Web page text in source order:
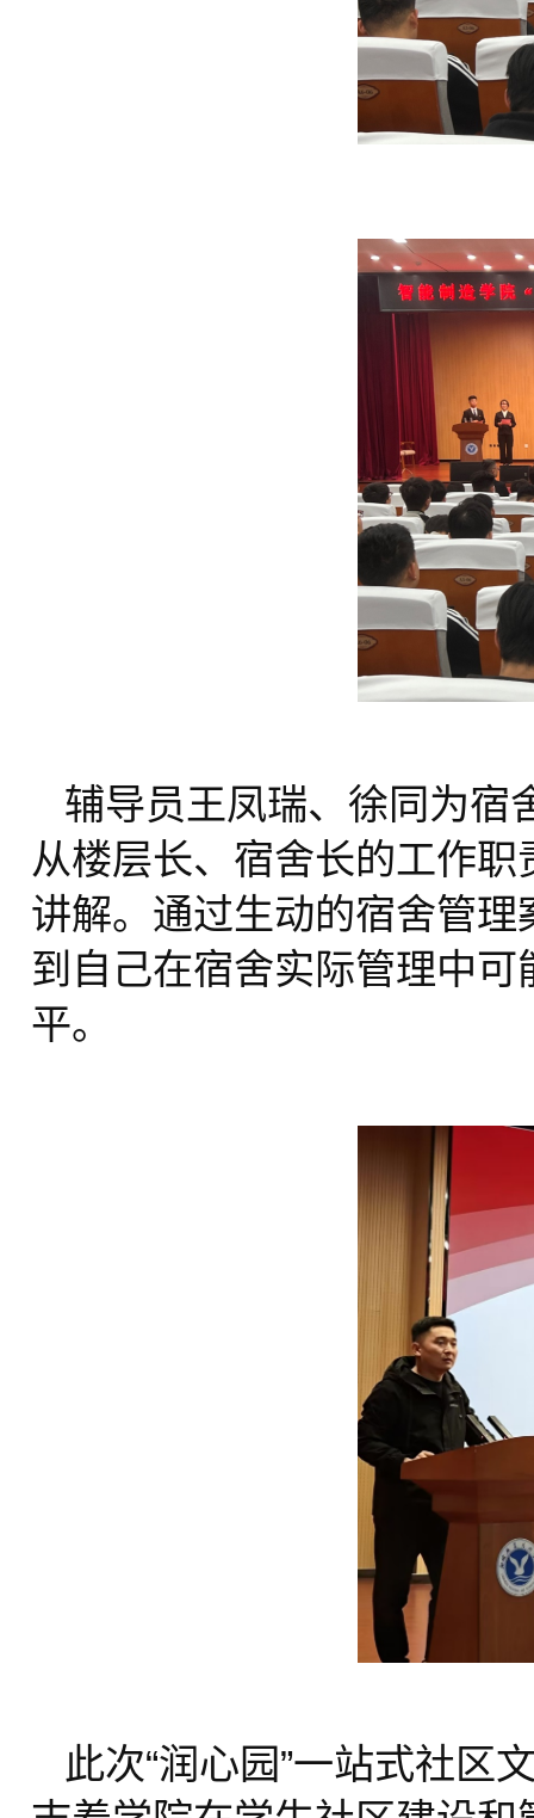
辅导员王凤瑞、徐同为宿
从楼层长、宿舍长的工作
讲解。通过生动的宿舍管
到自己在宿舍实际管理中
平。
此次“润心园”一站式社区